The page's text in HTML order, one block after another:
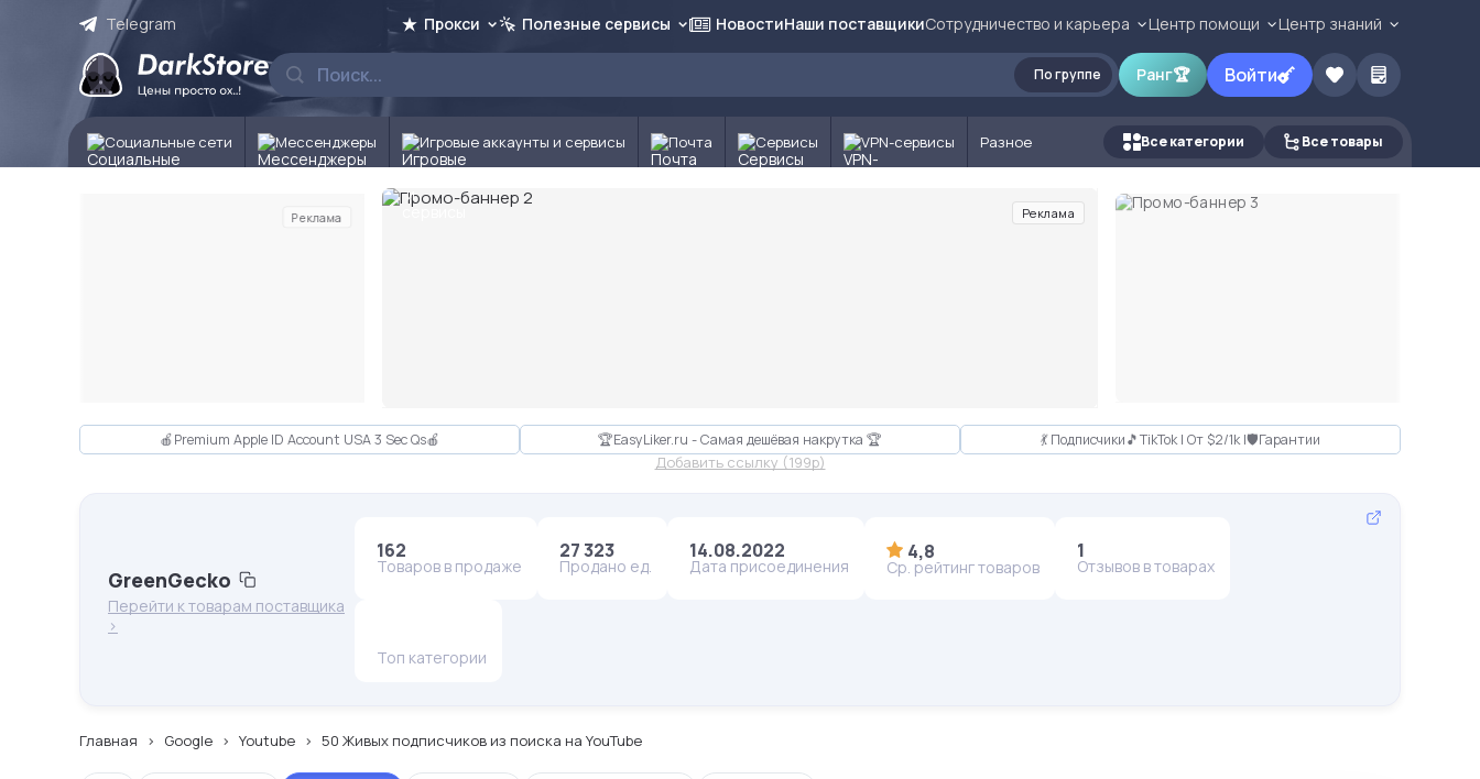
Telegram Прокси Полезные сервисы НовостиНаши поставщикиСотрудничество и карьера Центр помощи Центр знаний
По группе Ранг🏆 Войти
Социальные сети Мессенджеры Игровые аккаунты и сервисы Почта Сервисы VPN-сервисы Разное Все категории Все товары
Реклама Реклама
🍎Premium Apple ID Account USA 3 Sec Qs🍎 🏆EasyLiker.ru - Самая дешёвая накрутка 🏆 💃 Подписчики🎵TikTok | От $2/1k |🛡Гарантии
Добавить ссылку (199p)
GreenGecko
Перейти к товарам поставщика
>
162
Товаров в продаже
27 323
Продано ед.
14.08.2022
Дата присоединения
4,8
Ср. рейтинг товаров
1
Отзывов в товарах
Топ категории
Главная Google Youtube 50 Живых подписчиков из поиска на YouTube